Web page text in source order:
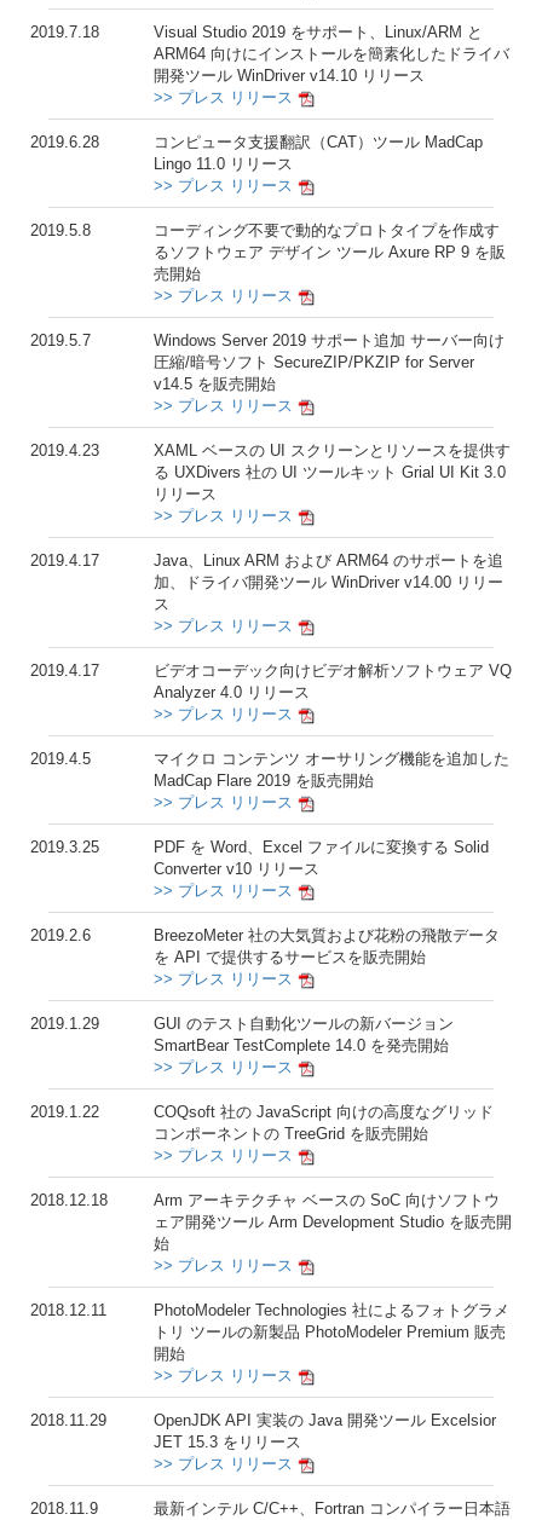
2019.7.18
Visual Studio 2019 をサポート、Linux/ARM と
ARM64 向けにインストールを簡素化したドライバ
開発ツール WinDriver v14.10 リリース
>> プレス リリース
2019.6.28
コンピュータ支援翻訳（CAT）ツール MadCap
Lingo 11.0 リリース
>> プレス リリース
2019.5.8
コーディング不要で動的なプロトタイプを作成す
るソフトウェア デザイン ツール Axure RP 9 を販
売開始
>> プレス リリース
2019.5.7
Windows Server 2019 サポート追加 サーバー向け
圧縮/暗号ソフト SecureZIP/PKZIP for Server
v14.5 を販売開始
>> プレス リリース
2019.4.23
XAML ベースの UI スクリーンとリソースを提供す
る UXDivers 社の UI ツールキット Grial UI Kit 3.0
リリース
>> プレス リリース
2019.4.17
Java、Linux ARM および ARM64 のサポートを追
加、ドライバ開発ツール WinDriver v14.00 リリー
ス
>> プレス リリース
2019.4.17
ビデオコーデック向けビデオ解析ソフトウェア VQ
Analyzer 4.0 リリース
>> プレス リリース
2019.4.5
マイクロ コンテンツ オーサリング機能を追加した
MadCap Flare 2019 を販売開始
>> プレス リリース
2019.3.25
PDF を Word、Excel ファイルに変換する Solid
Converter v10 リリース
>> プレス リリース
2019.2.6
BreezoMeter 社の大気質および花粉の飛散データ
を API で提供するサービスを販売開始
>> プレス リリース
2019.1.29
GUI のテスト自動化ツールの新バージョン
SmartBear TestComplete 14.0 を発売開始
>> プレス リリース
2019.1.22
COQsoft 社の JavaScript 向けの高度なグリッド
コンポーネントの TreeGrid を販売開始
>> プレス リリース
2018.12.18
Arm アーキテクチャ ベースの SoC 向けソフトウ
ェア開発ツール Arm Development Studio を販売開
始
>> プレス リリース
2018.12.11
PhotoModeler Technologies 社によるフォトグラメ
トリ ツールの新製品 PhotoModeler Premium 販売
開始
>> プレス リリース
2018.11.29
OpenJDK API 実装の Java 開発ツール Excelsior
JET 15.3 をリリース
>> プレス リリース
2018.11.9
最新インテル C/C++、Fortran コンパイラー日本語